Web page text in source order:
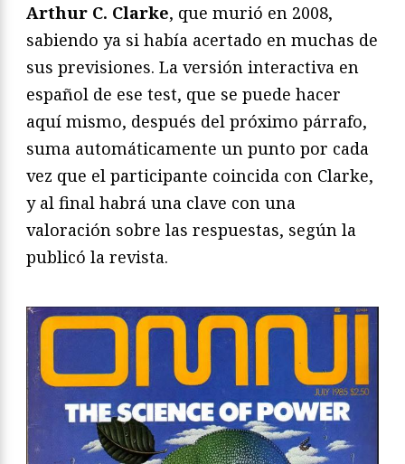
Arthur C. Clarke, que murió en 2008,
sabiendo ya si había acertado en muchas de
sus previsiones. La versión interactiva en
español de ese test, que se puede hacer
aquí mismo, después del próximo párrafo,
suma automáticamente un punto por cada
vez que el participante coincida con Clarke,
y al final habrá una clave con una
valoración sobre las respuestas, según la
publicó la revista.